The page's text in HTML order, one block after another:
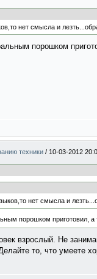
нет смысла и
порошком
техники / 10-03-2012
нет смысла и
порошком приготовил, а
взрослый. Не
то, что умеете